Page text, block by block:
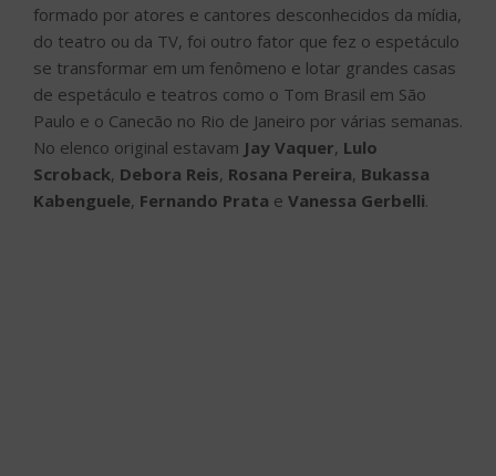
formado por atores e cantores desconhecidos da mídia,
do teatro ou da TV, foi outro fator que fez o espetáculo
se transformar em um fenômeno e lotar grandes casas
de espetáculo e teatros como o Tom Brasil em São
Paulo e o Canecão no Rio de Janeiro por várias semanas.
No elenco original estavam Jay Vaquer, Lulo
Scroback, Debora Reis, Rosana Pereira, Bukassa
Kabenguele, Fernando Prata e Vanessa Gerbelli.